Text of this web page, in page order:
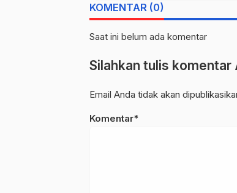
KOMENTAR (0)
Saat ini belum ada komentar
Silahkan tulis komentar
Email Anda tidak akan
Komentar*